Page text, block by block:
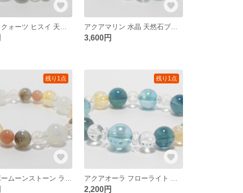
3,600円
残り1点 残り1点
2,200円